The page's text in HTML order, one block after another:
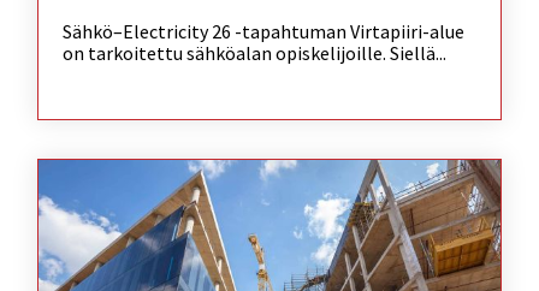
Sähkö–Electricity 26 -tapahtuman Virtapiiri-alue
on tarkoitettu sähköalan opiskelijoille. Siellä...